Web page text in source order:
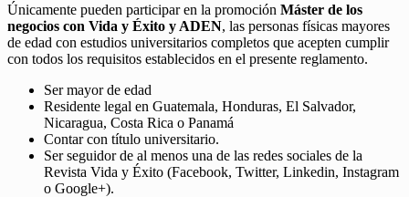
Únicamente pueden participar en la promoción Máster de los
negocios con Vida y Éxito y ADEN, las personas físicas mayores
de edad con estudios universitarios completos que acepten cumplir
con todos los requisitos establecidos en el presente reglamento.
Ser mayor de edad
Residente legal en Guatemala, Honduras, El Salvador,
Nicaragua, Costa Rica o Panamá
Contar con título universitario.
Ser seguidor de al menos una de las redes sociales de la
Revista Vida y Éxito (Facebook, Twitter, Linkedin, Instagram
o Google+).